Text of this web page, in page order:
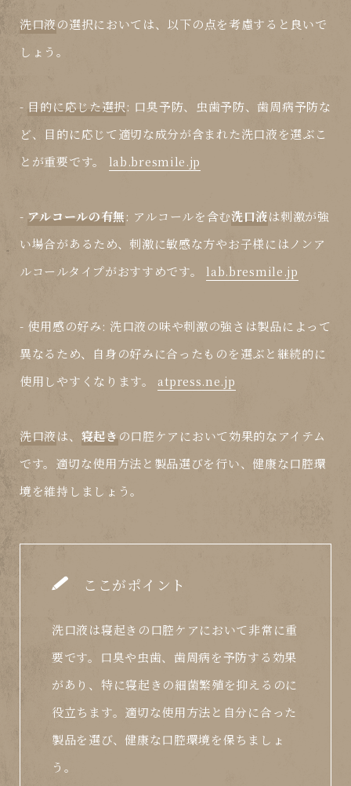
洗口液の選択においては、以下の点を考慮すると良いで
しょう。
- 目的に応じた選択: 口臭予防、虫歯予防、歯周病予防な
ど、目的に応じて適切な成分が含まれた洗口液を選ぶこ
とが重要です。 lab.bresmile.jp
- アルコールの有無: アルコールを含む洗口液は刺激が強
い場合があるため、刺激に敏感な方やお子様にはノンア
ルコールタイプがおすすめです。lab.bresmile.jp
- 使用感の好み: 洗口液の味や刺激の強さは製品によって
異なるため、自身の好みに合ったものを選ぶと継続的に
使用しやすくなります。 atpress.ne.jp
洗口液は、 寝起き の口腔ケアにおいて効果的なアイテム
です。適切な使用方法と製品選びを行い、健康な口腔環
境を維持しましょう。
ここがポイント
洗口液は寝起きの口腔ケアにおいて非常に重
要です。口臭や虫歯、歯周病を予防する効果
があり、特に寝起きの細菌繁殖を抑えるのに
役立ちます。適切な使用方法と自分に合った
製品を選び、健康な口腔環境を保ちましょ
う。